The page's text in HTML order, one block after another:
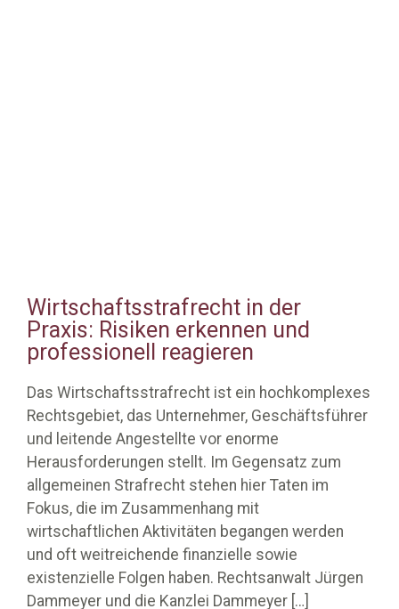
Wirtschaftsstrafrecht in der
Praxis: Risiken erkennen und
professionell reagieren
Das Wirtschaftsstrafrecht ist ein hochkomplexes
Rechtsgebiet, das Unternehmer, Geschäftsführer
und leitende Angestellte vor enorme
Herausforderungen stellt. Im Gegensatz zum
allgemeinen Strafrecht stehen hier Taten im
Fokus, die im Zusammenhang mit
wirtschaftlichen Aktivitäten begangen werden
und oft weitreichende finanzielle sowie
existenzielle Folgen haben. Rechtsanwalt Jürgen
Dammeyer und die Kanzlei Dammeyer […]